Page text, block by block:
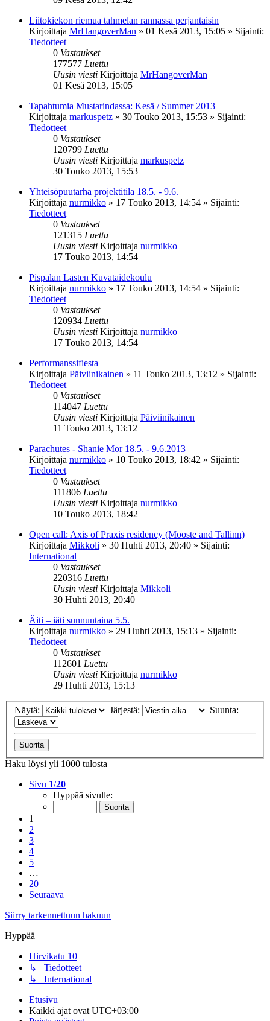
Liitokiekon riemua tahmelan rannassa perjantaisin
Kirjoittaja MrHangoverMan » 01 Kesä 2013, 15:05 » Sijainti:
Tiedotteet
0 Vastaukset
177577 Luettu
Uusin viesti Kirjoittaja MrHangoverMan
01 Kesä 2013, 15:05
Tapahtumia Mustarindassa: Kesä / Summer 2013
Kirjoittaja markuspetz » 30 Touko 2013, 15:53 » Sijainti:
Tiedotteet
0 Vastaukset
120799 Luettu
Uusin viesti Kirjoittaja markuspetz
30 Touko 2013, 15:53
Yhteisöpuutarha projektitila 18.5. - 9.6.
Kirjoittaja nurmikko » 17 Touko 2013, 14:54 » Sijainti:
Tiedotteet
0 Vastaukset
121315 Luettu
Uusin viesti Kirjoittaja nurmikko
17 Touko 2013, 14:54
Pispalan Lasten Kuvataidekoulu
Kirjoittaja nurmikko » 17 Touko 2013, 14:54 » Sijainti:
Tiedotteet
0 Vastaukset
120934 Luettu
Uusin viesti Kirjoittaja nurmikko
17 Touko 2013, 14:54
Performanssifiesta
Kirjoittaja Päiviinikainen » 11 Touko 2013, 13:12 » Sijainti:
Tiedotteet
0 Vastaukset
114047 Luettu
Uusin viesti Kirjoittaja Päiviinikainen
11 Touko 2013, 13:12
Parachutes - Shanie Mor 18.5. - 9.6.2013
Kirjoittaja nurmikko » 10 Touko 2013, 18:42 » Sijainti:
Tiedotteet
0 Vastaukset
111806 Luettu
Uusin viesti Kirjoittaja nurmikko
10 Touko 2013, 18:42
Open call: Axis of Praxis residency (Mooste and Tallinn)
Kirjoittaja Mikkoli » 30 Huhti 2013, 20:40 » Sijainti:
International
0 Vastaukset
220316 Luettu
Uusin viesti Kirjoittaja Mikkoli
30 Huhti 2013, 20:40
Äiti – iäti sunnuntaina 5.5.
Kirjoittaja nurmikko » 29 Huhti 2013, 15:13 » Sijainti:
Tiedotteet
0 Vastaukset
112601 Luettu
Uusin viesti Kirjoittaja nurmikko
29 Huhti 2013, 15:13
Näytä: Järjestä: Suunta:
Haku löysi yli 1000 tulosta
Sivu 1/20
Hyppää sivulle:
1
2
3
4
5
…
20
Seuraava
Siirry tarkennettuun hakuun
Hyppää
Hirvikatu 10
↳ Tiedotteet
↳ International
Etusivu
Kaikki ajat ovatUTC+03:00